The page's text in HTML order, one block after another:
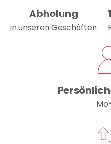
Abholung
in unseren Geschäften